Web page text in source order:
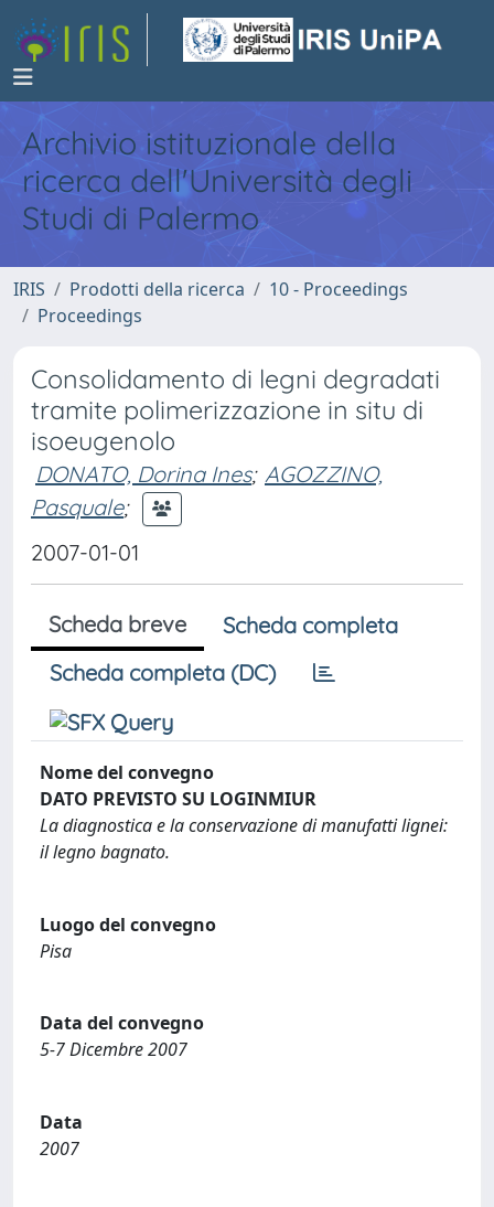
Archivio istituzionale della
ricerca dell'Università degli
Studi di Palermo
IRIS Prodotti della ricerca
10 - Proceedings
Proceedings
Consolidamento di legni degradati
tramite polimerizzazione in situ di
isoeugenolo
DONATO, Dorina Ines; AGOZZINO,
Pasquale;
2007-01-01
Scheda breve
Scheda completa
Scheda completa (DC)
Nome del convegno
DATO PREVISTO SU LOGINMIUR
La diagnostica e la conservazione di manufatti lignei:
il legno bagnato.
Luogo del convegno
Pisa
Data del convegno
5-7 Dicembre 2007
Data
2007